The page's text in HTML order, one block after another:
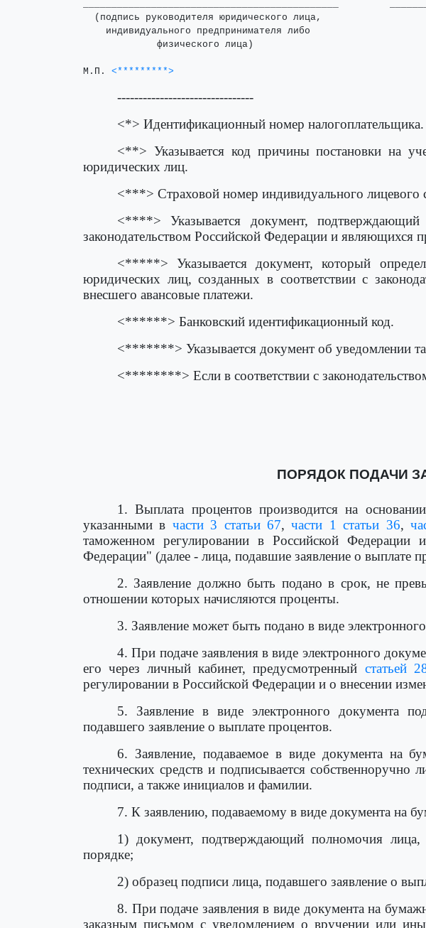
  (подпись руководителя юридического лица,
    индивидуального предпринимателя либо
             физического лица)
М.П. <*********>
--------------------------------
<*> Идентификационный номер налогоплательщика.
<**> Указывается код причины постановки на
юридических лиц.
<***> Страховой номер индивидуального лицевого
<****> Указывается документ,
законодательством Российской Федерации и являющихся
<*****> Указывается документ, который
юридических лиц, созданных в соответствии с
внесшего авансовые платежи.
<******> Банковский идентификационный код.
<*******> Указывается документ об уведомлении
<********> Если в соответствии с
ПОРЯДОК ПОДАЧИ
1. Выплата процентов производится на
указанными в части 3 статьи 67,части 1 статьи 36,
таможенном регулировании в Российской Федерации
Федерации" (далее - лица, подавшие заявление о выплате
2. Заявление должно быть подано в срок, не
отношении которых начисляются проценты.
3. Заявление может быть подано в виде
4. При подаче заявления в виде электронного
его через личный кабинет, предусмотренный статьей
регулировании в Российской Федерации и о внесении
5. Заявление в виде электронного документа
подавшего заявление о выплате процентов.
6. Заявление, подаваемое в виде документа на
технических средств и подписывается
подписи, а также инициалов и фамилии.
7. К заявлению, подаваемому в виде документа на
1) документ, подтверждающий полномочия лица,
порядке;
2) образец подписи лица, подавшего заявление о
8. При подаче заявления в виде документа на
заказным письмом с уведомлением о вручении или